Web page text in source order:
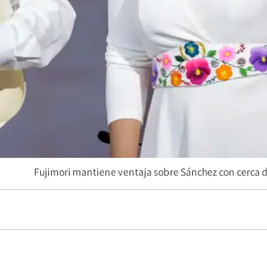
Fujimori mantiene ventaja sobre Sánchez con cerca